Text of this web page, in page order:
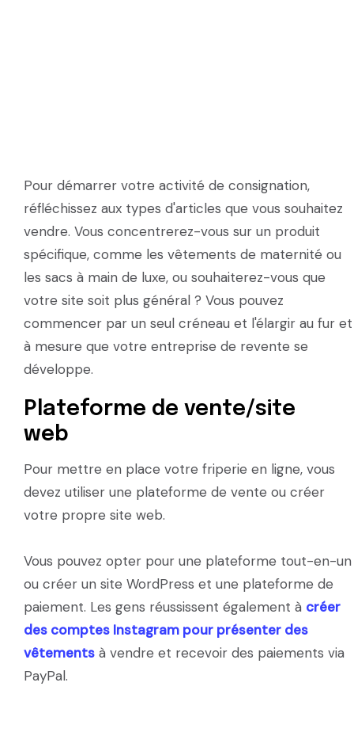
Pour démarrer votre activité de consignation,
réfléchissez aux types d'articles que vous souhaitez
vendre. Vous concentrerez-vous sur un produit
spécifique, comme les vêtements de maternité ou
les sacs à main de luxe, ou souhaiterez-vous que
votre site soit plus général ? Vous pouvez
commencer par un seul créneau et l'élargir au fur et
à mesure que votre entreprise de revente se
développe.
Plateforme de vente/site
web
Pour mettre en place votre friperie en ligne, vous
devez utiliser une plateforme de vente ou créer
votre propre site web.
Vous pouvez opter pour une plateforme tout-en-un
ou créer un site WordPress et une plateforme de
paiement. Les gens réussissent également à créer
des comptes Instagram pour présenter des
vêtements à vendre et recevoir des paiements via
PayPal.